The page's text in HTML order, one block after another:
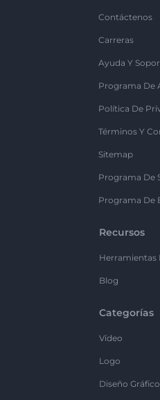
Contáctenos
Carreras
Ayuda Y
Programa De
Política De
Términos Y
Sitemap
Programa De
Programa De
Recursos
Herramientas
Blog
Categorías
Vídeo
Logo
Diseño Gráfico